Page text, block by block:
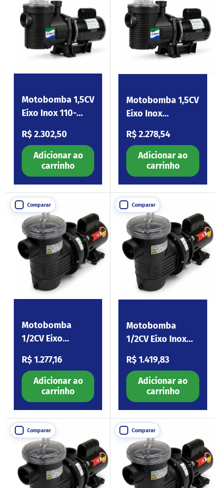
Motobomba 1,5CV
Eixo Inox 110-
Preço normal
R$ 2.302,50
Adicionar ao
carrinho
Motobomba 1,5CV
Eixo Inox
Eagle150.I3
Preço normal
R$ 2.278,54
Adicionar ao
carrinho
Comparar
Motobomba
1/2CV Eixo
BPF050
Preço normal
R$ 1.277,16
Adicionar ao
carrinho
Comparar
Motobomba
1/2CV Eixo Inox
Preço normal
R$ 1.419,83
Adicionar ao
carrinho
Comparar Comparar